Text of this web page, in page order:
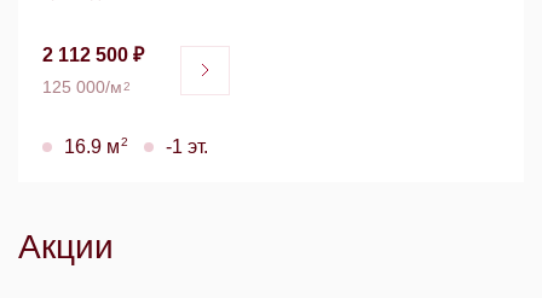
2 112 500 ₽
125 000/м2
16.9 м2 -1 эт.
Акции